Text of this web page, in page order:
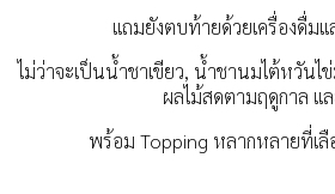
แถมยังตบท้ายด้วยเครื่องดื่ม
ไม่ว่าจะเป็นน้ำชาเขียว, น้ำชานมไต้หวันไ
ผลไม้สดตามฤดูกาล แ
พร้อม Topping หลากหลายที่เลื